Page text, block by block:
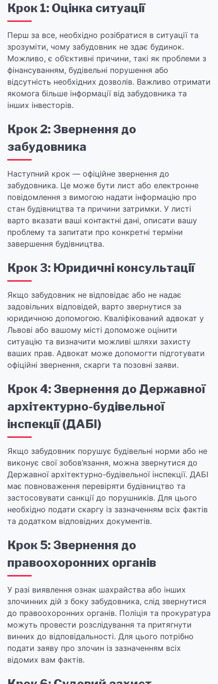
Крок 1: Оцінка ситуації
Перш за все, необхідно розібратися в ситуації та
зрозуміти, чому забудовник не здає будинок.
Можливо, є об’єктивні причини, такі як проблеми з
фінансуванням, будівельні порушення або
відсутність необхідних дозволів. Важливо отримати
якомога більше інформації від забудовника та
інших інвесторів.
Крок 2: Звернення до
забудовника
Наступний крок — офіційне звернення до
забудовника. Це може бути лист або електронне
повідомлення з вимогою надати інформацію про
стан будівництва та причини затримки. У листі
варто вказати ваші контактні дані, описати вашу
проблему та запитати про конкретні терміни
завершення будівництва.
Крок 3: Юридичні консультації
Якщо забудовник не відповідає або не надає
задовільних відповідей, варто звернутися за
юридичною допомогою. Кваліфікований адвокат у
Львові або вашому місті допоможе оцінити
ситуацію та визначити можливі шляхи захисту
ваших прав. Адвокат може допомогти підготувати
офіційні звернення, скарги та позовні заяви.
Крок 4: Звернення до Державної
архітектурно-будівельної
інспекції (ДАБІ)
Якщо забудовник порушує будівельні норми або не
виконує свої зобов’язання, можна звернутися до
Державної архітектурно-будівельної інспекції. ДАБІ
має повноваження перевіряти будівництво та
застосовувати санкції до порушників. Для цього
необхідно подати скаргу із зазначенням всіх фактів
та додатком відповідних документів.
Крок 5: Звернення до
правоохоронних органів
У разі виявлення ознак шахрайства або інших
злочинних дій з боку забудовника, слід звернутися
до правоохоронних органів. Поліція та прокуратура
можуть провести розслідування та притягнути
винних до відповідальності. Для цього потрібно
подати заяву про злочин із зазначенням всіх
відомих вам фактів.